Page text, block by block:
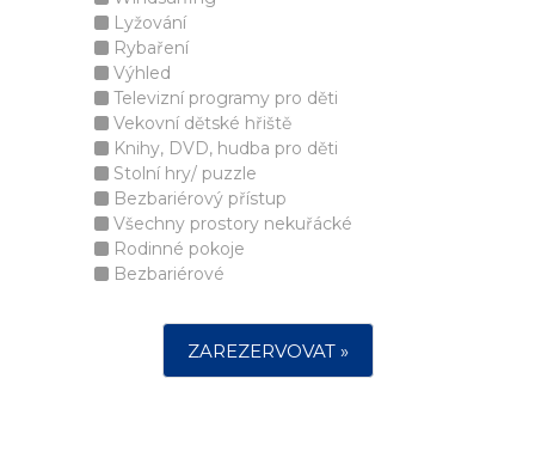
Lyžování
Rybaření
Výhled
Televizní programy pro děti
Vekovní dětské hřiště
Knihy, DVD, hudba pro děti
Stolní hry/ puzzle
Bezbariérový přístup
Všechny prostory nekuřácké
Rodinné pokoje
Bezbariérové
ZAREZERVOVAT »